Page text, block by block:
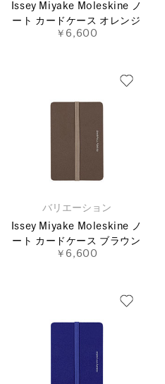
Issey Miyake Moleskine ノ
ート カードケース オレンジ
￥6,600
バリエーション
Issey Miyake Moleskine ノ
ート カードケース ブラウン
￥6,600